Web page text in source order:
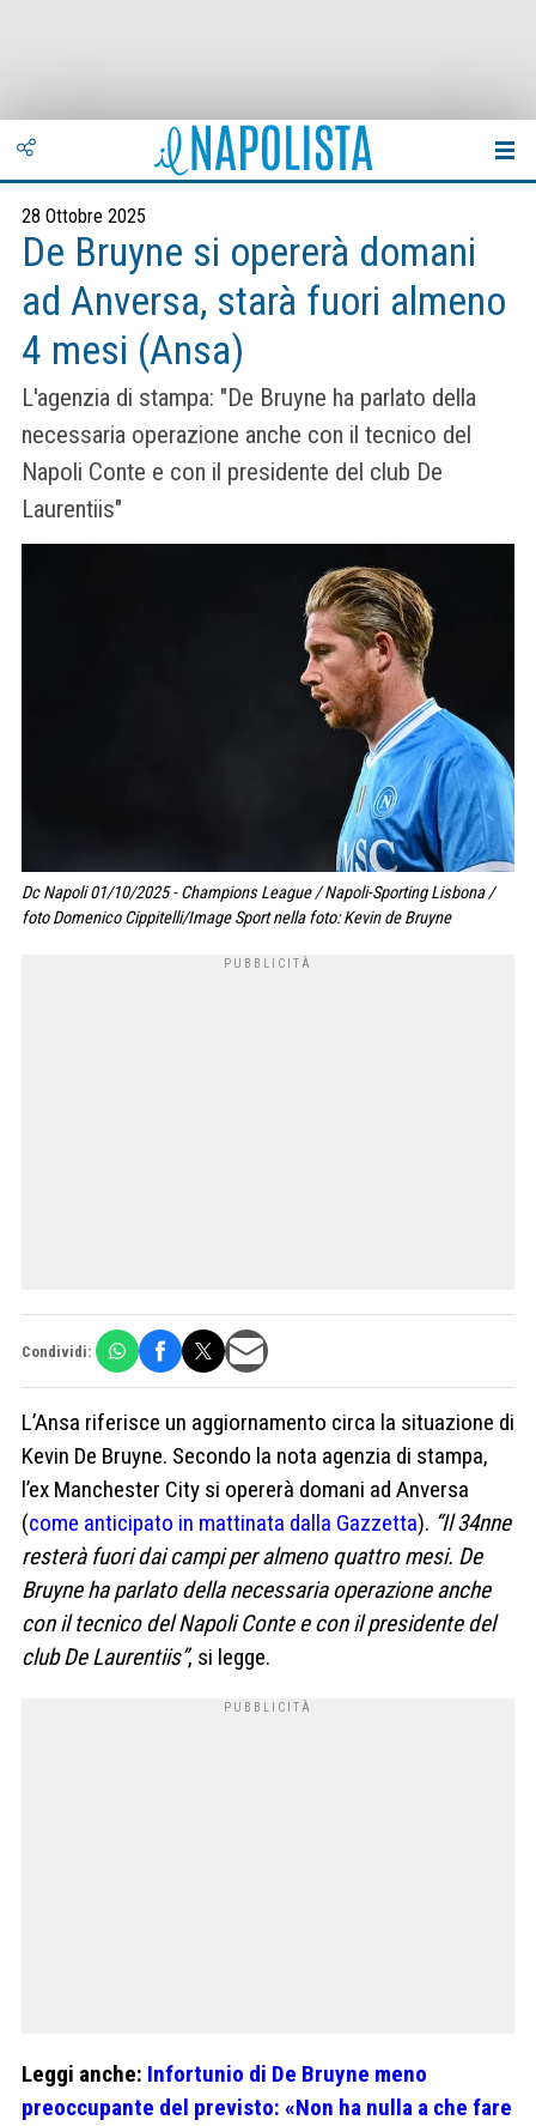
28 Ottobre 2025
De Bruyne si opererà domani
ad Anversa, starà fuori almeno
4 mesi (Ansa)
L'agenzia di stampa: "De Bruyne ha parlato della
necessaria operazione anche con il tecnico del
Napoli Conte e con il presidente del club De
Laurentiis"
Dc Napoli 01/10/2025 - Champions League / Napoli-Sporting Lisbona /
foto Domenico Cippitelli/Image Sport nella foto: Kevin de Bruyne
Condividi:
L’Ansa riferisce un aggiornamento circa la situazione di
Kevin De Bruyne. Secondo la nota agenzia di stampa,
l’ex Manchester City si opererà domani ad Anversa
(come anticipato in mattinata dalla Gazzetta). “Il 34nne
resterà fuori dai campi per almeno quattro mesi. De
Bruyne ha parlato della necessaria operazione anche
con il tecnico del Napoli Conte e con il presidente del
club De Laurentiis”, si legge.
Leggi anche: Infortunio di De Bruyne meno
preoccupante del previsto: «Non ha nulla a che fare